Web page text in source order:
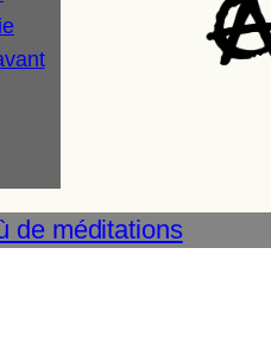
de méditations